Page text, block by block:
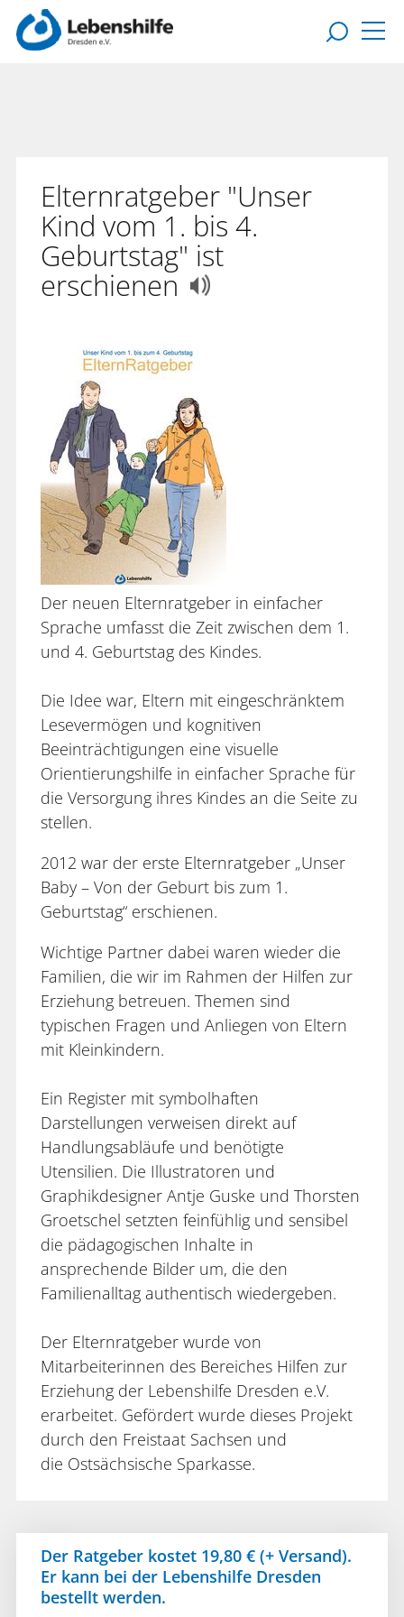
Elternratgeber "Unser
Kind vom 1. bis 4.
Geburtstag" ist
erschienen
Der neuen Elternratgeber in einfacher
Sprache umfasst die Zeit zwischen dem 1.
und 4. Geburtstag des Kindes.
Die Idee war, Eltern mit eingeschränktem
Lesevermögen und kognitiven
Beeinträchtigungen eine visuelle
Orientierungshilfe in einfacher Sprache für
die Versorgung ihres Kindes an die Seite zu
stellen.
2012 war der erste Elternratgeber „Unser
Baby – Von der Geburt bis zum 1.
Geburtstag“ erschienen.
Wichtige Partner dabei waren wieder die
Familien, die wir im Rahmen der Hilfen zur
Erziehung betreuen. Themen sind
typischen Fragen und Anliegen von Eltern
mit Kleinkindern.
Ein Register mit symbolhaften
Darstellungen verweisen direkt auf
Handlungsabläufe und benötigte
Utensilien. Die Illustratoren und
Graphikdesigner Antje Guske und Thorsten
Groetschel setzten feinfühlig und sensibel
die pädagogischen Inhalte in
ansprechende Bilder um, die den
Familienalltag authentisch wiedergeben.
Der Elternratgeber wurde von
Mitarbeiterinnen des Bereiches Hilfen zur
Erziehung der Lebenshilfe Dresden e.V.
erarbeitet. Gefördert wurde dieses Projekt
durch den Freistaat Sachsen und
die Ostsächsische Sparkasse.
Der Ratgeber kostet 19,80 € (+ Versand).
Er kann bei der Lebenshilfe Dresden
bestellt werden.